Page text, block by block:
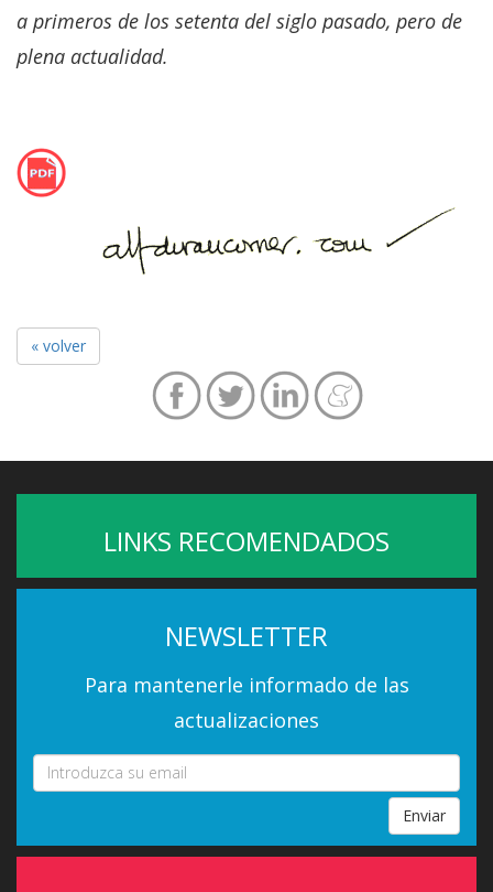
a primeros de los setenta del siglo pasado, pero de
plena actualidad.
« volver
LINKS RECOMENDADOS
NEWSLETTER
Para mantenerle informado de las
actualizaciones
Enviar